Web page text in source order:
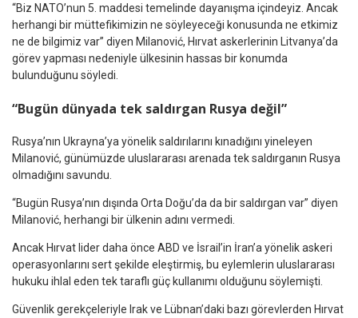
“Biz NATO’nun 5. maddesi temelinde dayanışma içindeyiz. Ancak
herhangi bir müttefikimizin ne söyleyeceği konusunda ne etkimiz
ne de bilgimiz var” diyen Milanović, Hırvat askerlerinin Litvanya’da
görev yapması nedeniyle ülkesinin hassas bir konumda
bulunduğunu söyledi.
“Bugün dünyada tek saldırgan Rusya değil”
Rusya’nın Ukrayna’ya yönelik saldırılarını kınadığını yineleyen
Milanović, günümüzde uluslararası arenada tek saldırganın Rusya
olmadığını savundu.
“Bugün Rusya’nın dışında Orta Doğu’da da bir saldırgan var” diyen
Milanović, herhangi bir ülkenin adını vermedi.
Ancak Hırvat lider daha önce ABD ve İsrail’in İran’a yönelik askeri
operasyonlarını sert şekilde eleştirmiş, bu eylemlerin uluslararası
hukuku ihlal eden tek taraflı güç kullanımı olduğunu söylemişti.
Güvenlik gerekçeleriyle Irak ve Lübnan’daki bazı görevlerden Hırvat